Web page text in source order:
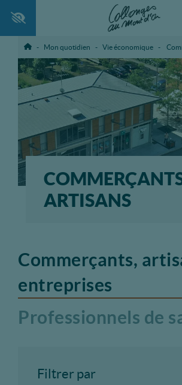
Ouvrir la barre d’outils
Mon quotidien Vie économique
ARTISANS
Commerçants,
entreprises
Professionnels de
Filtrer par